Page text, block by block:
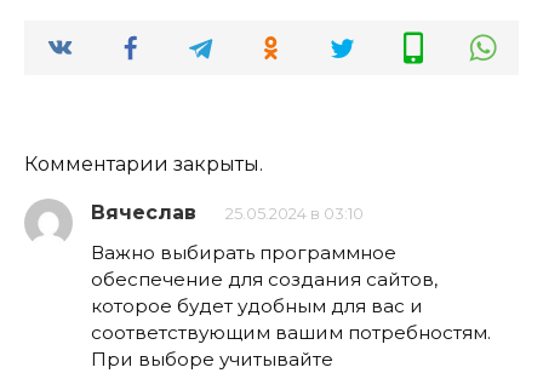
Комментарии закрыты.
Вячеслав 25.05.2024 в 03:10
Важно выбирать программное
обеспечение для создания сайтов,
которое будет удобным для вас и
соответствующим вашим потребностям.
При выборе учитывайте